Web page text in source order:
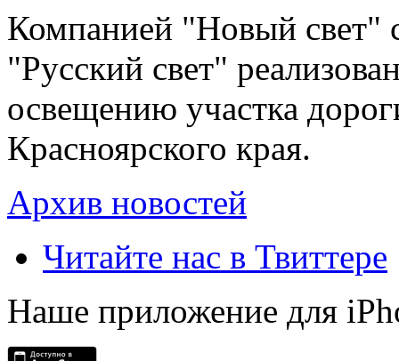
Компанией "Новый свет"
"Русский свет"
освещению участка
Красноярского края.
Архив новостей
Читайте нас в Твиттере
Наше приложение для